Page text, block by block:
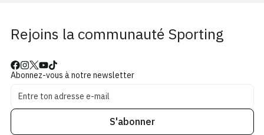
Rejoins la communauté Sporting
Abonnez-vous à notre newsletter
S'abonner